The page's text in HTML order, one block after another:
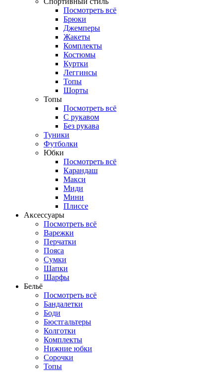
Посмотреть всё
Брюки
Джемперы
Жакеты
Комплекты
Костюмы
Куртки
Леггинсы
Топы
Шорты
Топы
Посмотреть всё
C рукавом
Без рукава
Туники
Футболки
Юбки
Посмотреть всё
Карандаш
Макси
Миди
Мини
Плиссе
Аксессуары
Посмотреть всё
Варежки
Перчатки
Пояса
Сумки
Шапки
Шарфы
Бельё
Посмотреть всё
Бандалетки
Боди
Бюстгальтеры
Колготки
Комплекты
Нижние юбки
Сорочки
Топы